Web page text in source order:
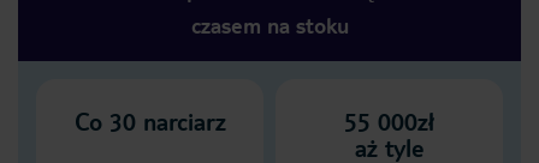
czasem na stoku
Co 30 narciarz
55 000zł
aż tyle